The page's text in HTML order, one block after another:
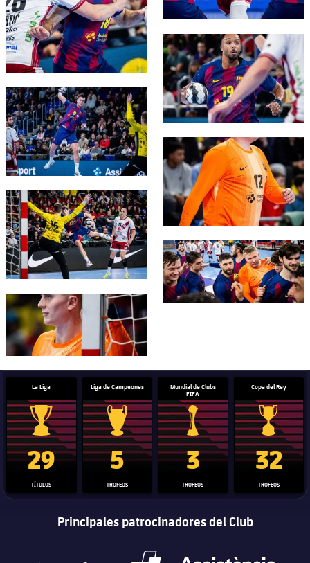
FC Barcelona club badge
FC Barcelona club badge
FC Barcelona club badge
FC Barcelona club badge
FC Barcelona club badge
FC Barcelona club badge
La Liga
Trofeo de La Liga
29
TÍTULOS
Liga de Campeones
Trofeo de la Liga de Campeones
5
TROFEOS
Mundial de Clubs
FIFA
Trofeo del Mundial de
3
TROFEOS
Copa del Rey
Copa del
32
TROFEOS
Principales patrocinadores del Club